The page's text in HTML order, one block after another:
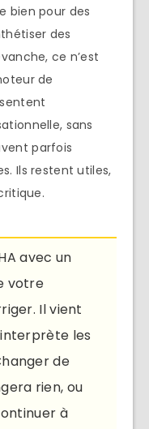
bien pour des
des
ce n’est
de
sans
parfois
Ils restent utiles,
avec un
votre
Il vient
les
de
rien, ou
à